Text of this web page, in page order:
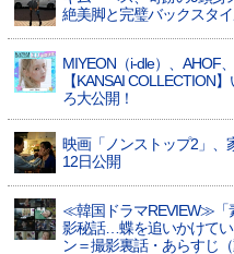
絶美脚と完璧バックスタ
MIYEON（i-dle）、​AHOF​
【KANSAI COLLECTION
ろ大公開！
映画「ノンストップ2」、
12日公開
≪韓国ドラマREVIEW≫「
影秘話…蝶を追いかけて
ン＝撮影裏話・あらすじ（